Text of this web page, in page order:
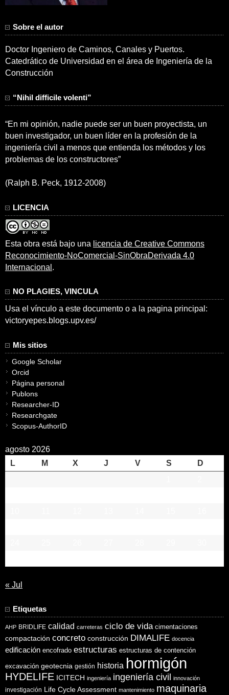
Sobre el autor
Doctor Ingeniero de Caminos, Canales y Puertos.
Catedrático de Universidad en el área de Ingeniería de la
Construcción
“Nihil difficile volenti”
“En mi opinión, nadie puede ser un buen proyectista, un
buen investigador, un buen líder en la profesión de la
ingeniería civil a menos que entienda los métodos y los
problemas de los constructores”
(Ralph B. Peck, 1912-2008)
LICENCIA
Esta obra está bajo una licencia de Creative Commons
Reconocimiento-NoComercial-SinObraDerivada 4.0
Internacional .
NO PLAGIES, VINCULA
Usa el vínculo a este documento o a la pagina principal:
victoryepes.blogs.upv.es/
Mis sitios
Google Scholar
Orcid
Página personal
Publons
Researcher-ID
Researchgate
Scopus-AuthorID
agosto 2026
L
M X J V S
D
« Jul
Etiquetas
AHP BRIDLIFE calidad carreteras ciclo de vida cimentaciones
compactación concreto construcción DIMALIFE docencia
edificación encofrado estructuras estructuras de contención
excavación geotecnia gestión historia hormigón
HYDELIFE ICITECH ingeniería ingeniería civil innovación
investigación Life Cycle Assessment mantenimiento maquinaria